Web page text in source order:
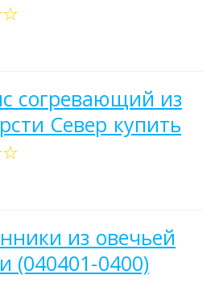
согревающий из
Север купить
из овечьей
(040401-0400)